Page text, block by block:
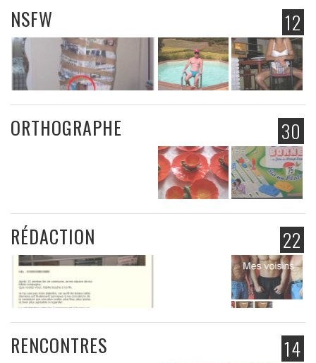
12
NSFW
30
ORTHOGRAPHE
22
RÉDACTION
14
RENCONTRES